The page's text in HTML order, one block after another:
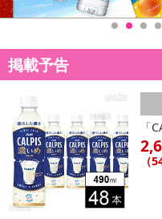
掲載予告
「
（